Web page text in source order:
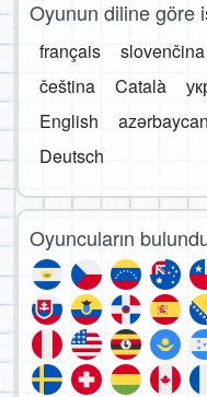
Oyunun diline göre
français slovenčina
čeština
Català
English
azərbaycan
Deutsch
Oyuncuların